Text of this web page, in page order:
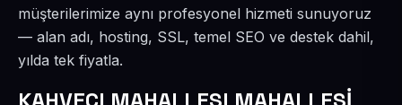
müşterilerimize aynı profesyonel hizmeti sunuyoruz
— alan adı, hosting, SSL, temel SEO ve destek dahil,
yılda tek fiyatla.